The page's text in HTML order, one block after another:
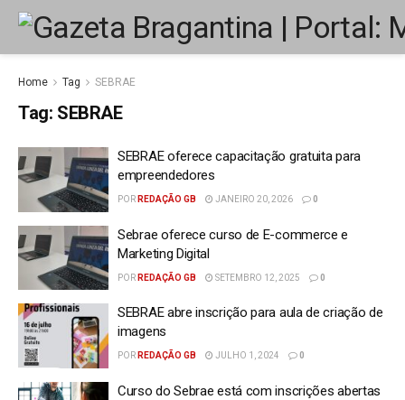
Home Tag SEBRAE
Tag: SEBRAE
SEBRAE oferece capacitação gratuita para
empreendedores
POR REDAÇÃO GB JANEIRO 20, 2026 0
Sebrae oferece curso de E-commerce e
Marketing Digital
POR REDAÇÃO GB SETEMBRO 12, 2025 0
SEBRAE abre inscrição para aula de criação de
imagens
POR REDAÇÃO GB JULHO 1, 2024 0
Curso do Sebrae está com inscrições abertas